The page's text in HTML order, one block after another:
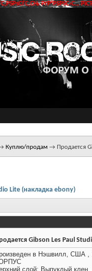
Куплю/продам → Продается
Lite (накладка ebony)
Gibson Les Paul
в Нэшвилл, США ,
слой: Выпуклый клен